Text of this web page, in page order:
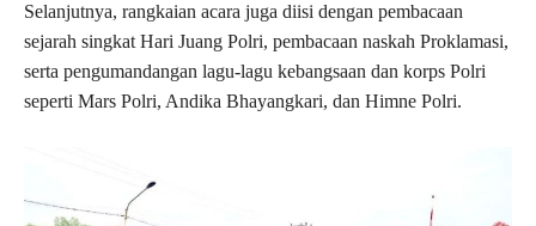
Selanjutnya, rangkaian acara juga diisi dengan pembacaan
sejarah singkat Hari Juang Polri, pembacaan naskah Proklamasi,
serta pengumandangan lagu-lagu kebangsaan dan korps Polri
seperti Mars Polri, Andika Bhayangkari, dan Himne Polri.